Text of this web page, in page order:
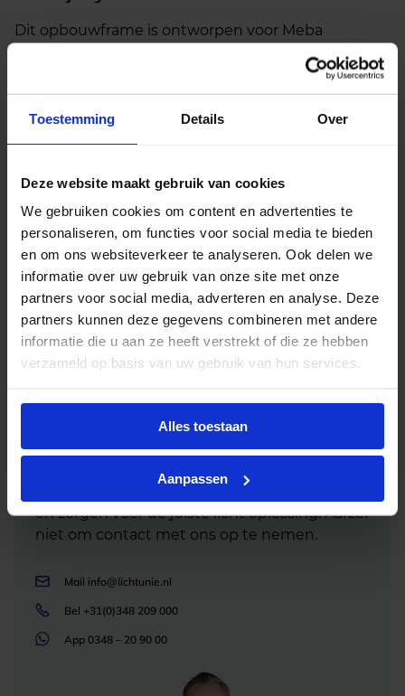
Toestemming Details Over
Deze website maakt gebruik van cookies
We gebruiken cookies om content en advertenties te
personaliseren, om functies voor social media te bieden
en om ons websiteverkeer te analyseren. Ook delen we
informatie over uw gebruik van onze site met onze
partners voor social media, adverteren en analyse. Deze
partners kunnen deze gegevens combineren met andere
informatie die u aan ze heeft verstrekt of die ze hebben
verzameld op basis van uw gebruik van hun services.
Alles toestaan
Aanpassen
Dit opbouwframe is ontworpen voor Meba
standard en Meba Pro UGR19 LED panelen met een
afmeting van 120 bij 30 centimeter. Het frame biedt
een praktische oplossing voor situaties waarin
inbouwmontage niet mogelijk is, zoals bij betonnen
en netjes aan het plafond worden bevestigd.
Het frame is uitgevoerd in wit en sluit aan bij de
standaardafmetingen van systeemplafonds. De
constructie is stevig en biedt voldoende ruimte
voor het plaatsen van de driver en bekabeling,
waardoor de installatie overzichtelijk en veilig blijft.
Advies of hulp nodig?
Heb je advies nodig of ben je op zoek naar
een alternatieve oplossing? Onze lichtexperts
helpen je graag met professioneel
en zorgen voor de juiste licht oplossing. Aarzel
niet om contact met ons op te nemen.
Mail info@lichtunie.nl
Bel +31(0)348 209 000
App 0348 – 20 90 00